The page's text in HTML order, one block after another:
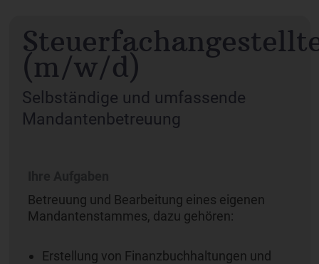
(m/w/d)
Selbständige und umfassende
Mandantenbetreuung
Betreuung und Bearbeitung eines eigenen
Mandantenstammes, dazu gehören:
Erstellung von Finanzbuchhaltungen und